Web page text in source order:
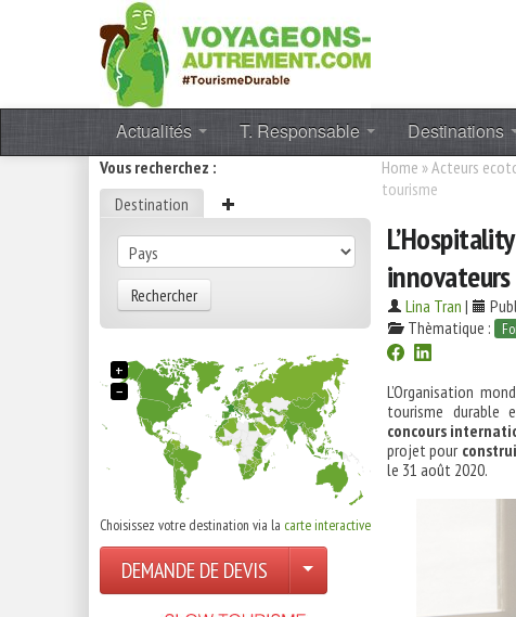
Actualités T. Responsable Destinations
Vous recherchez :
Destination
Rechercher
+
−
Choisissez votre destination via la carte interactive
DEMANDE DE DEVIS
Home »Acteurs
tourisme
Lina Tran |
Thèmatique :
L’Organisation
tourisme durable
concours
projet pour
le 31 août 2020.